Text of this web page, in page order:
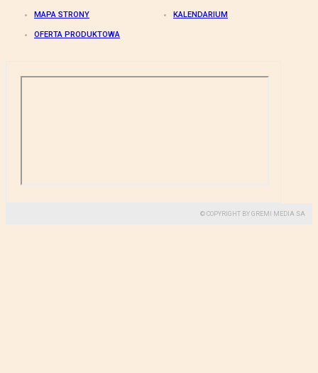
MAPA STRONY KALENDARIUM
OFERTA PRODUKTOWA
© COPYRIGHT BY GREMI MEDIA SA